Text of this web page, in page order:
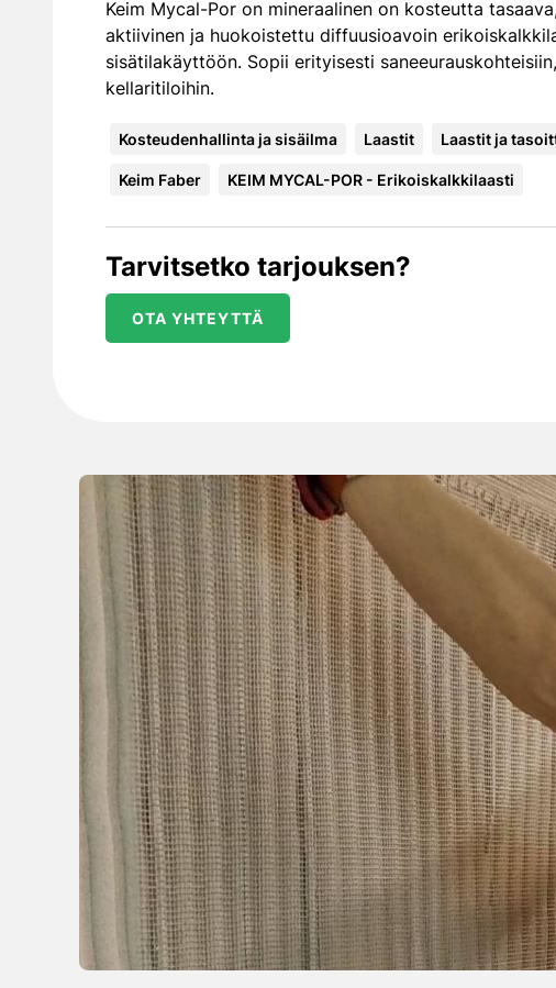
Keim Mycal-Por on mineraalinen on kosteutta
aktiivinen ja huokoistettu diffuusioavoin
sisätilakäyttöön. Sopii erityisesti
kellaritiloihin.
Kosteudenhallinta ja sisäilma Laastit Laastit ja
Keim Faber KEIM MYCAL-POR - Erikoiskalkkilaasti
Tarvitsetko tarjouksen?
OTA YHTEYTTÄ